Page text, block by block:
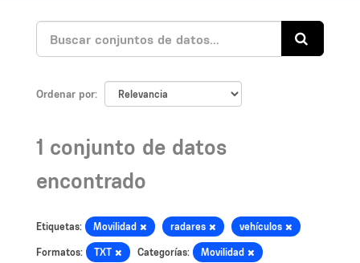
Ordenar por
1 conjunto de datos
encontrado
Etiquetas: Movilidad radares vehículos
Formatos: TXT Categorías: Movilidad